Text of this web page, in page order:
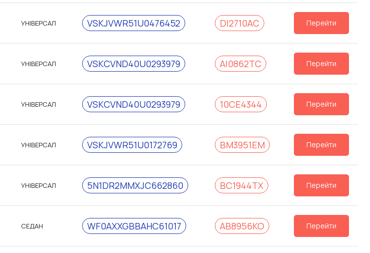
УНІВЕРСАЛ VSKJVWR51U0476452 DІ2710АС Перейти
УНІВЕРСАЛ VSKCVND40U0293979 АІ0862ТС Перейти
УНІВЕРСАЛ VSKCVND40U0293979 10СЕ4344 Перейти
УНІВЕРСАЛ VSKJVWR51U0172769 ВМ3951ЕМ Перейти
УНІВЕРСАЛ 5N1DR2MMXJC662860 ВС1944ТХ Перейти
СЕДАН WF0AXXGBBAHC61017 АВ8956КО Перейти